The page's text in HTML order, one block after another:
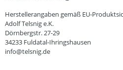
Herstellerangaben gemäß EU-
Adolf Telsnig e.K.
Dörnbergstr. 27-29
34233 Fuldatal-Ihringshausen
info@telsnig.de